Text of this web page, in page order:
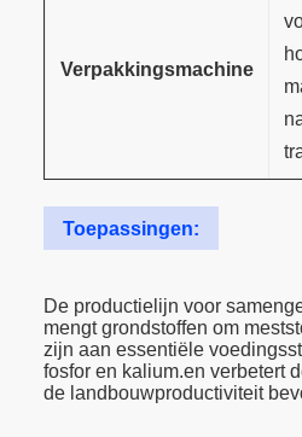
Verpakkingsmachine
Toepassingen:
De productielijn voor
mengt grondstoffen om
zijn aan essentiële
fosfor en kalium.en verbetert
de landbouwproductiviteit